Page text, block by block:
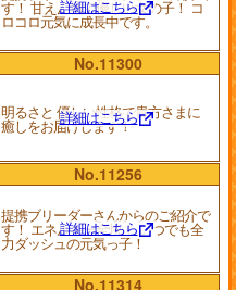
す！ 甘えん坊で優しい女の子！ コ
ロコロ元気に成長中です。
詳細はこちら
No.11300
明るさと 優しい性格で貴方さまに
癒しをお届けします！
詳細はこちら
No.11256
提携ブリーダーさんからのご紹介で
す！ エネルギー全快！ いつでも全
力ダッシュの元気っ子！
詳細はこちら
No.11314